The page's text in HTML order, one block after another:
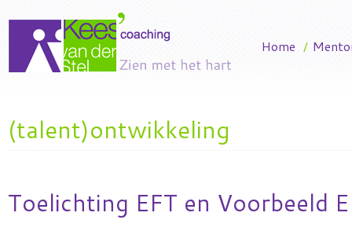
Home /
(talent)ontwikkeling
Toelichting EFT en Voorbeeld